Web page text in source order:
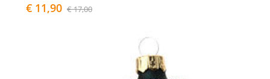
€ 11,90 € 17,00